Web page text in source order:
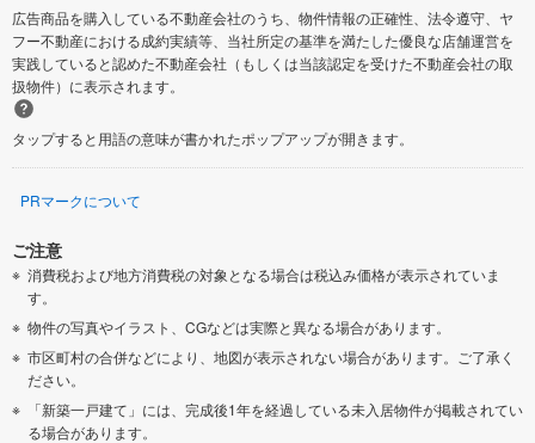
広告商品を購入している不動産会社のうち、物件情報の正確性、法令遵守、ヤ
フー不動産における成約実績等、当社所定の基準を満たした優良な店舗運営を
実践していると認めた不動産会社（もしくは当該認定を受けた不動産会社の取
扱物件）に表示されます。
タップすると用語の意味が書かれたポップアップが開きます。
PRマークについて
ご注意
消費税および地方消費税の対象となる場合は税込み価格が表示されていま
す。
物件の写真やイラスト、CGなどは実際と異なる場合があります。
市区町村の合併などにより、地図が表示されない場合があります。ご了承く
ださい。
「新築一戸建て」には、完成後1年を経過している未入居物件が掲載されてい
る場合があります。